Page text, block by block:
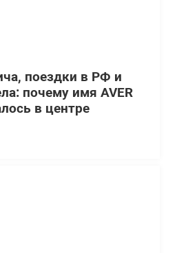
поездки в РФ и
почему имя AVER
в центре